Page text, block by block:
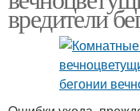
вредители